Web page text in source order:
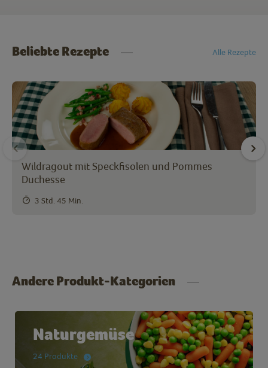
Beliebte Rezepte Alle Rezepte
Wildragout mit Speckfisolen und Pommes
Duchesse
3 Std. 45 Min.
Andere Produkt-Kategorien
Naturgemüse
24 Produkte